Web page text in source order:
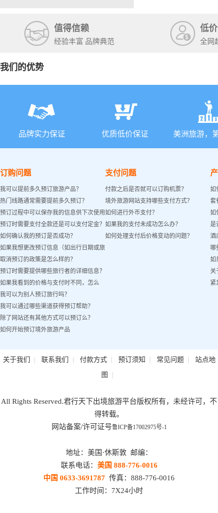
值得信赖
经验丰富 品牌典范
低
全网
我们的优势
品牌实力保证 优质低价保证 美洲旅游，
订购问题
我可以提前多久预订旅游产品？
热门线路通常需要提前多久预订？
预订过程中可以保存我的信息供下次使用
吗？
预订时需要支付全款还是可以支付定金？
如何确认我的预订是否成功？
如果我想更改预订信息（如出行日期或旅
客姓名）怎么办？
取消预订的政策是怎么样的？
预订时需要提供哪些旅行者的详细信息？
如果我看到的价格与支付时不同，怎么
办？
我可以为别人预订旅行吗？
我可以通过哪些渠道获得预订帮助？
除了网站还有其他方式可以预订么？
如何开始预订境外旅游产品
支付问题
付款之后是否就可以订购机票？
境外旅游网站支持哪些支付方式？
如何进行外币支付？
如果我的支付未成功怎么办？
如何处理支付后价格变动的问题？
如
套
如
是
酒
哪
如
关
紧
关于我们 | 联系我们 | 付款方式| 预订须知 | 常见问题| 站点地
图 |
All Rights Reserved.君行天下出境旅游平台版权所有，未经许可，不
得转载。
网站备案/许可证号鲁ICP备17002975号-1
地址：美国·休斯敦 邮编：
联系电话： 美国 888-776-0016
中国 0633-3691787 传真：888-776-0016
工作时间：7X24小时